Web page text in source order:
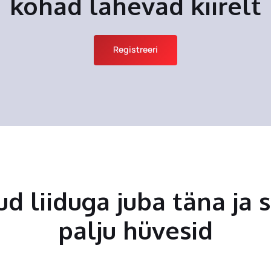
Registreeri
liiduga juba täna ja
palju hüvesid